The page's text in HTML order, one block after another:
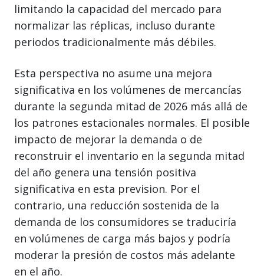
limitando la capacidad del mercado para
normalizar las réplicas, incluso durante
periodos tradicionalmente más débiles.
Esta perspectiva no asume una mejora
significativa en los volúmenes de mercancías
durante la segunda mitad de 2026 más allá de
los patrones estacionales normales. El posible
impacto de mejorar la demanda o de
reconstruir el inventario en la segunda mitad
del año genera una tensión positiva
significativa en esta prevision. Por el
contrario, una reducción sostenida de la
demanda de los consumidores se traduciría
en volúmenes de carga más bajos y podría
moderar la presión de costos más adelante
en el año.